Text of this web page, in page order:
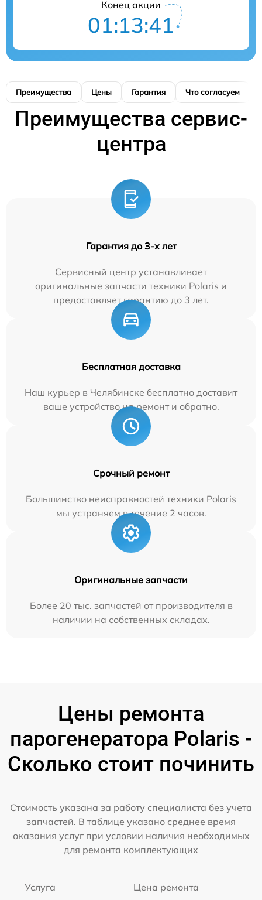
Конец акции
01:13:40
Преимущества Цены Гарантия Что согласуем
Преимущества сервис-
центра
Гарантия до 3-х лет
Сервисный центр устанавливает
оригинальные запчасти техники Polaris и
предоставляет гарантию до 3 лет.
Бесплатная доставка
Наш курьер в Челябинске бесплатно доставит
ваше устройство на ремонт и обратно.
Срочный ремонт
Большинство неисправностей техники Polaris
мы устраняем в течение 2 часов.
Оригинальные запчасти
Более 20 тыс. запчастей от производителя в
наличии на собственных складах.
Цены ремонта
парогенератора Polaris -
Сколько стоит починить
Стоимость указана за работу специалиста без учета
запчастей. В таблице указано среднее время
оказания услуг при условии наличия необходимых
для ремонта комплектующих
Услуга Цена ремонта